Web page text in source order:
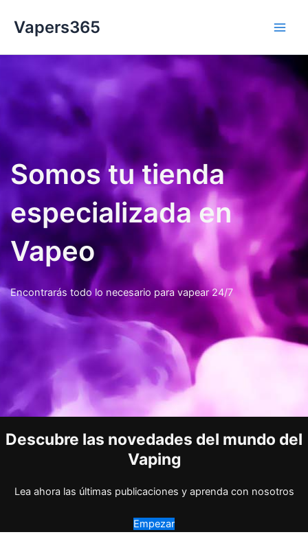
contenido
Vapers365
Somos tu tienda
especializada en
Vapeo
Encontrarás todo lo necesario para vapear 24/7
Descubre las novedades del mundo del
Vaping
Lea ahora las últimas publicaciones y aprenda con nosotros
Empezar